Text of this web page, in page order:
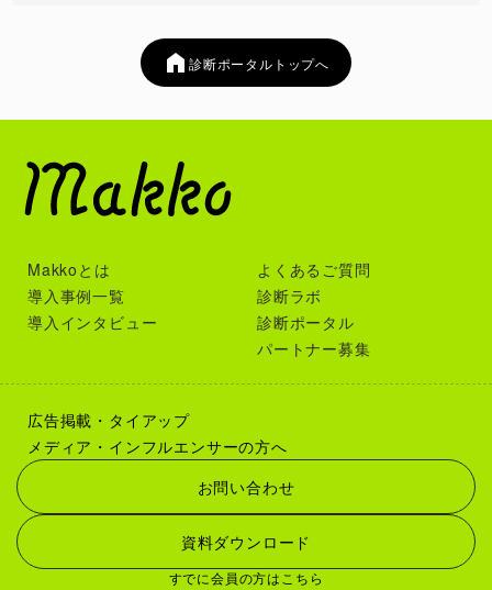
診断ポータルトップへ
Makkoとは
導入事例一覧
導入インタビュー
よくあるご質問
診断ラボ
診断ポータル
パートナー募集
広告掲載・タイアップ
メディア・インフルエンサーの方へ
お問い合わせ
資料ダウンロード
すでに会員の方はこちら